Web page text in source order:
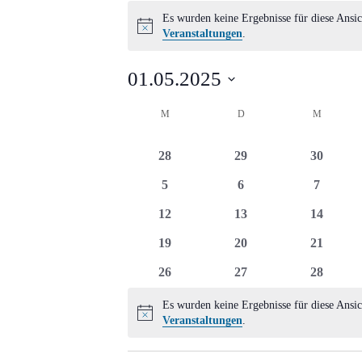
Hinweis
Es wurden keine Ergebnisse für diese
Veranstaltungen.
01.05.2025
Kalender
von
Veranstaltungen
M DDIENSTAG M
0
28
0
29
0
30
0
5
0
6
0
7
0
12
0
13
0
14
0
19
0
20
0
21
0
26
0
27
0
28
Hinweis
Es wurden keine Ergebnisse für diese
Veranstaltungen.